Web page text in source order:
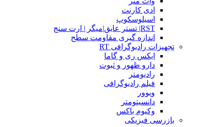
ادی کارنت
اسیلوسکوپ
RST| تستر عایق|میگر | ارت سنج
اندازه گیری مقاومت سطح
تجهیزات رادیوگرافی RT
ایکس ری و گاما
دارو ظهور و ثبوت
رادیومتر
فیلم رادیوگرافی
ویوور
دانسیتومتر
وکیوم باکس
بازرسی فیزیکی